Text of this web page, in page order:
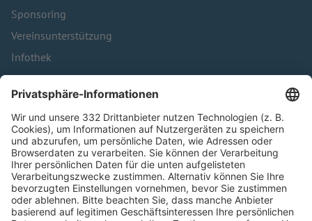
Sponsoring
Vereinsunterstützung
Infothek
Kontakt
HÄUFIG BESUCHTE SEITEN
Pässe und Vereinswechsel
Trainerausbildung
Schulungsangebot Vereinsmitarbeiter
BFV-Geschäftsstellen